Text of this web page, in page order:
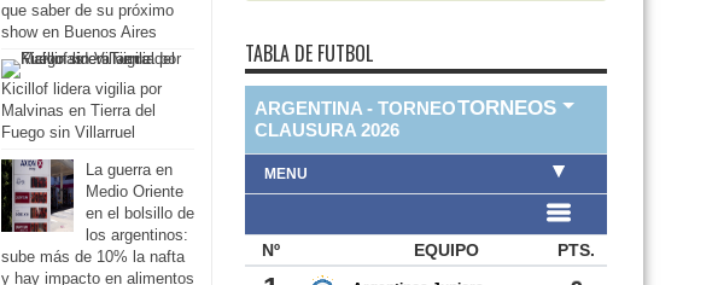
que saber de su próximo
show en Buenos Aires
Kicillof lidera vigilia por
Malvinas en Tierra del
Fuego sin Villarruel
La guerra en
Medio Oriente
en el bolsillo de
los argentinos:
sube más de 10% la nafta
y hay impacto en alimentos
TABLA DE FUTBOL